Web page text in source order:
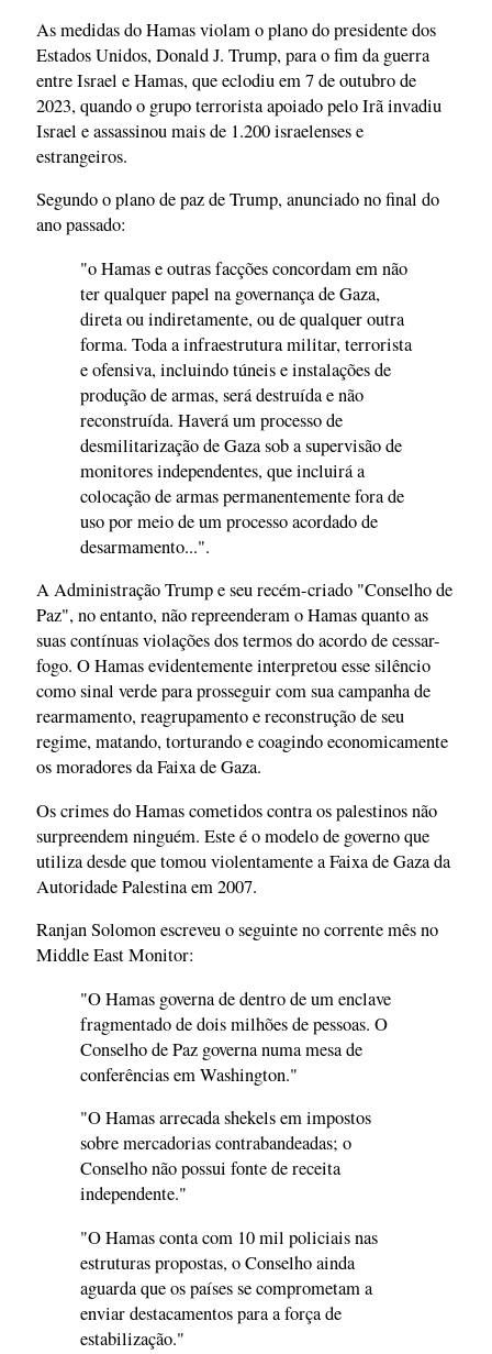
As medidas do Hamas violam o plano do presidente dos
Estados Unidos, Donald J. Trump, para o fim da guerra
entre Israel e Hamas, que eclodiu em 7 de outubro de
2023, quando o grupo terrorista apoiado pelo Irã invadiu
Israel e assassinou mais de 1.200 israelenses e
estrangeiros.
Segundo o plano de paz de Trump, anunciado no final do
ano passado:
"o Hamas e outras facções concordam em não
ter qualquer papel na governança de Gaza,
direta ou indiretamente, ou de qualquer outra
forma. Toda a infraestrutura militar, terrorista
e ofensiva, incluindo túneis e instalações de
produção de armas, será destruída e não
reconstruída. Haverá um processo de
desmilitarização de Gaza sob a supervisão de
monitores independentes, que incluirá a
colocação de armas permanentemente fora de
uso por meio de um processo acordado de
desarmamento...".
A Administração Trump e seu recém-criado "Conselho de
Paz", no entanto, não repreenderam o Hamas quanto as
suas contínuas violações dos termos do acordo de cessar-
fogo. O Hamas evidentemente interpretou esse silêncio
como sinal verde para prosseguir com sua campanha de
rearmamento, reagrupamento e reconstrução de seu
regime, matando, torturando e coagindo economicamente
os moradores da Faixa de Gaza.
Os crimes do Hamas cometidos contra os palestinos não
surpreendem ninguém. Este é o modelo de governo que
utiliza desde que tomou violentamente a Faixa de Gaza da
Autoridade Palestina em 2007.
Ranjan Solomon escreveu o seguinte no corrente mês no
Middle East Monitor:
"O Hamas governa de dentro de um enclave
fragmentado de dois milhões de pessoas. O
Conselho de Paz governa numa mesa de
conferências em Washington."
"O Hamas arrecada shekels em impostos
sobre mercadorias contrabandeadas; o
Conselho não possui fonte de receita
independente."
"O Hamas conta com 10 mil policiais nas
estruturas propostas, o Conselho ainda
aguarda que os países se comprometam a
enviar destacamentos para a força de
estabilização."